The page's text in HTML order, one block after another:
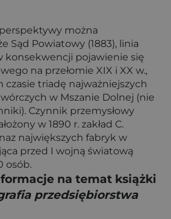
można
Sąd Powiatowy (1883), linia
konsekwencji pojawienie się
na przełomie XIX i XX w.,
czasie triadę najważniejszych
w Mszanie Dolnej (nie
Czynnik przemysłowy
w 1890 r. zakład C.
największych fabryk w
przed I wojną światową
osób.
na temat książki
przedsiębiorstwa